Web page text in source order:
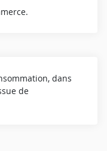
dans
de